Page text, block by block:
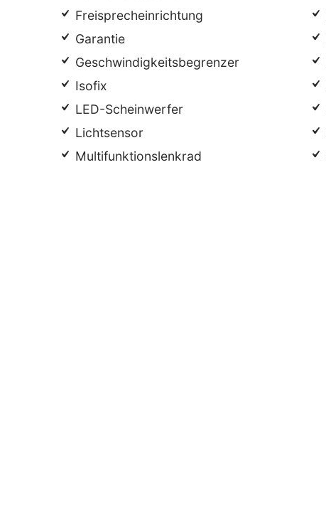
Freisprecheinrichtung
Garantie
Geschwindigkeitsbegrenzer
Isofix
LED-Scheinwerfer
Lichtsensor
Multifunktionslenkrad